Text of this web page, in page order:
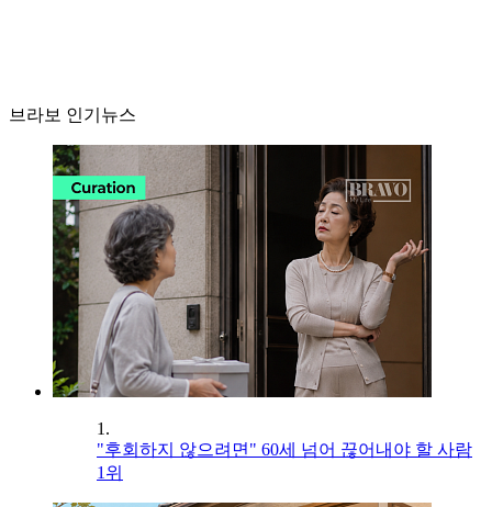
브라보 인기뉴스
1.
"후회하지 않으려면" 60세 넘어 끊어내야 할 사람
1위